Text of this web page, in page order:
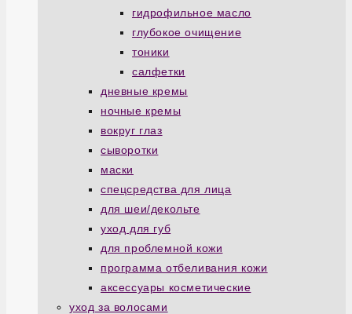
гидрофильное масло
глубокое очищение
тоники
салфетки
дневные кремы
ночные кремы
вокруг глаз
сыворотки
маски
спецсредства для лица
для шеи/декольте
уход для губ
для проблемной кожи
программа отбеливания кожи
аксессуары косметические
уход за волосами